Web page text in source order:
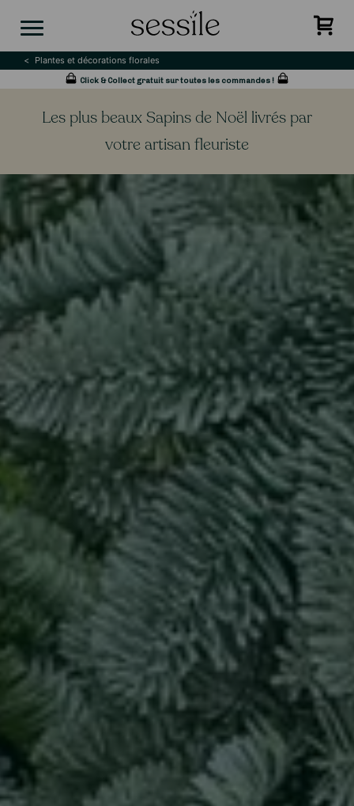
Plantes et décorations florales
Click & Collect gratuit sur toutes les commandes !
Les plus beaux Sapins de Noël livrés par
votre artisan fleuriste